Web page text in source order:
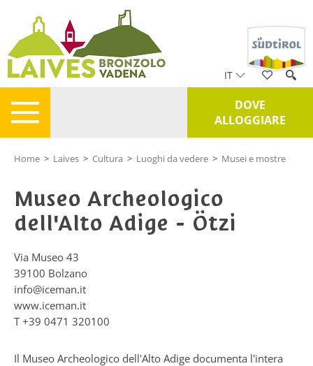
IT
DOVE
ALLOGGIARE
Home > Laives > Cultura > Luoghi da vedere > Musei e mostre
Museo Archeologico
dell'Alto Adige - Ötzi
Via Museo 43
39100 Bolzano
info@iceman.it
www.iceman.it
T +39 0471 320100
Il Museo Archeologico dell'Alto Adige documenta l'intera